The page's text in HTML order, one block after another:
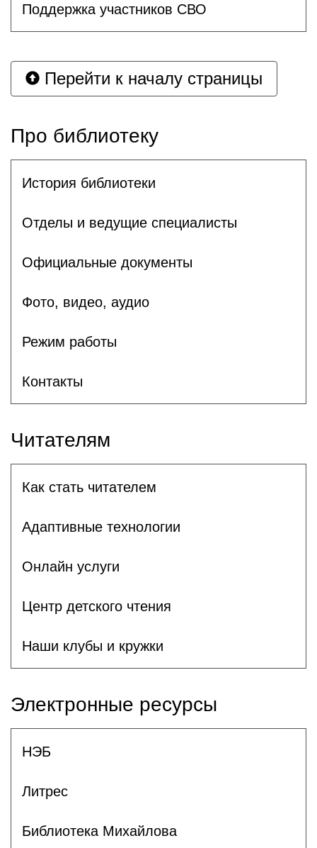
Поддержка участников СВО
Перейти к началу страницы
Про библиотеку
История библиотеки
Отделы и ведущие специалисты
Официальные документы
Фото, видео, аудио
Режим работы
Контакты
Читателям
Как стать читателем
Адаптивные технологии
Онлайн услуги
Центр детского чтения
Наши клубы и кружки
Электронные ресурсы
НЭБ
Литрес
Библиотека Михайлова